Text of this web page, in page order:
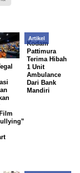
Artikel
Kodam
Pattimura
Terima Hibah
1 Unit
Ambulance
Dari Bank
Mandiri